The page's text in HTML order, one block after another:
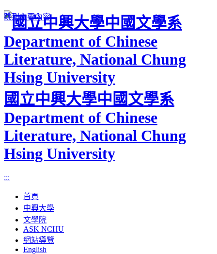
跳到主要內容
國立中興大學中國文學系
Department of Chinese
Literature, National Chung
Hsing University
:::
首頁
中興大學
文學院
ASK NCHU
網站導覽
English